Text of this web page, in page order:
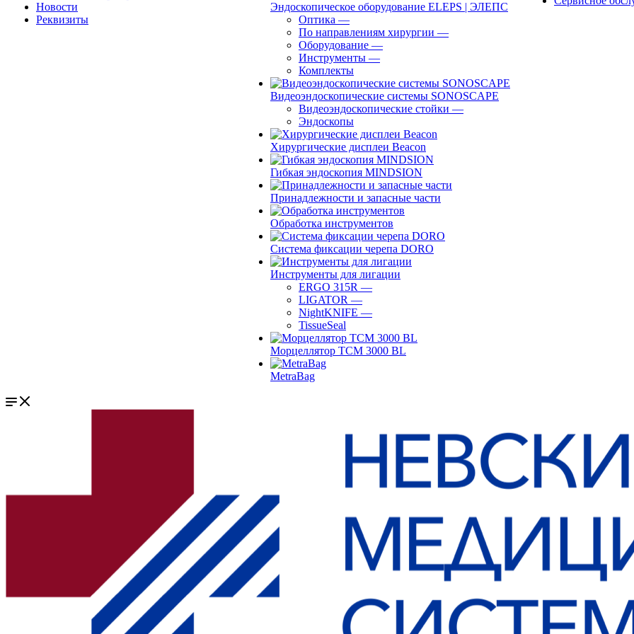
Новости
Реквизиты
Эндоскопическое оборудование ELEPS | ЭЛЕПС
Оптика —
По направлениям хирургии —
Оборудование —
Инструменты —
Комплекты
Видеоэндоскопические системы SONOSCAPE
Видеоэндоскопические стойки —
Эндоскопы
Хирургические дисплеи Beacon
Гибкая эндоскопия MINDSION
Принадлежности и запасные части
Обработка инструментов
Система фиксации черепа DORO
Инструменты для лигации
ERGO 315R —
LIGATOR —
NightKNIFE —
TissueSeal
Морцеллятор ТСМ 3000 BL
MetraBag